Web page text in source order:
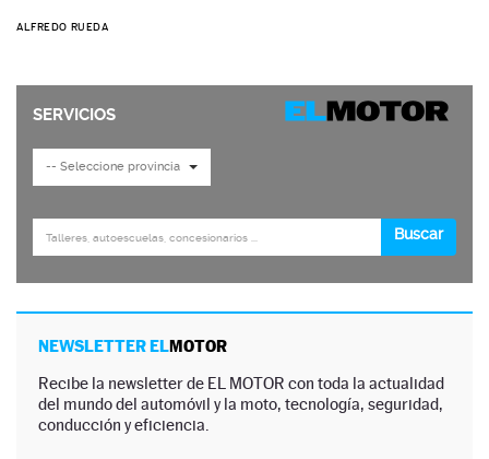
ALFREDO RUEDA
NEWSLETTER ELMOTOR
Recibe la newsletter de EL MOTOR con toda la actualidad
del mundo del automóvil y la moto, tecnología, seguridad,
conducción y eficiencia.